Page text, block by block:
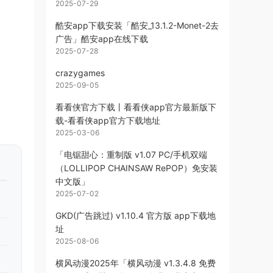
2025-07-29
酷安app下载安装「酷安_13.1.2-Monet-2去
广告」酷安app在线下载
2025-07-28
crazygames
2025-09-05
看看侠官方下载丨看看侠app官方最新版下
载-看看侠app官方下载地址
2025-03-06
「电锯甜心：重制版 v1.07 PC/手机双端
（LOLLIPOP CHAINSAW RePOP）免安装
中文版」
2025-07-02
GKD(广告跳过) v1.10.4 官方版 app下载地
址
2025-08-06
横风动漫2025年「横风动漫 v1.3.4.8 免费